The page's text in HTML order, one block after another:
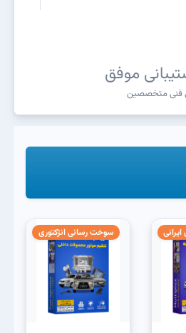
موفق
فنی متخصصین
سوخت رسانی انژکتوری